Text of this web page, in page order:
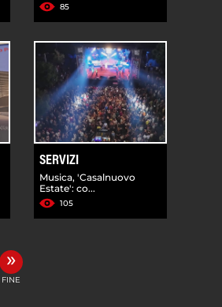
85
SERVIZI
Musica, 'Casalnuovo
Estate': co...
105
»
FINE